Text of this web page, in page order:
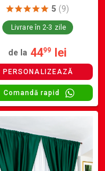
5 (9)
Livrare în 2-3 zile
de la 4499 lei
PERSONALIZEAZĂ
Comandă rapid